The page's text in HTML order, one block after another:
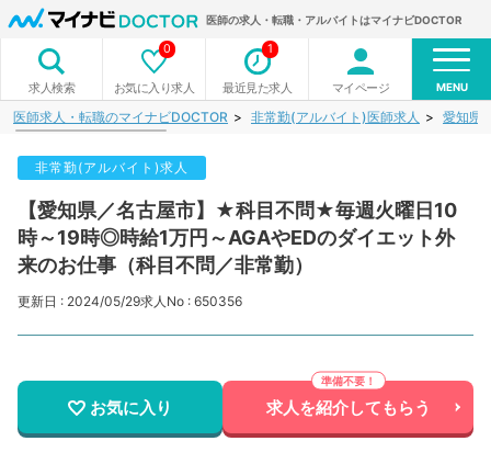
医師の求人・転職・アルバイトはマイナビDOCTOR
求人検索 お気に入り求人
0
最近見た求人
1
マイページ MENU
医師求人・転職のマイナビDOCTOR 非常勤(アルバイト)医師求人 愛知県
非常勤(アルバイト)求人
【愛知県／名古屋市】★科目不問★毎週火曜日10
時～19時◎時給1万円～AGAやEDのダイエット外
来のお仕事（科目不問／非常勤）
更新日 : 2024/05/29求人No : 650356
お気に入り 求人を紹介してもらう